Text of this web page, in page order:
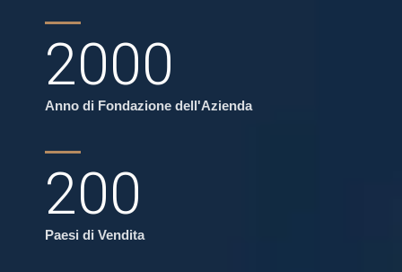
2000
Anno di Fondazione dell'Azienda
200
Paesi di Vendita